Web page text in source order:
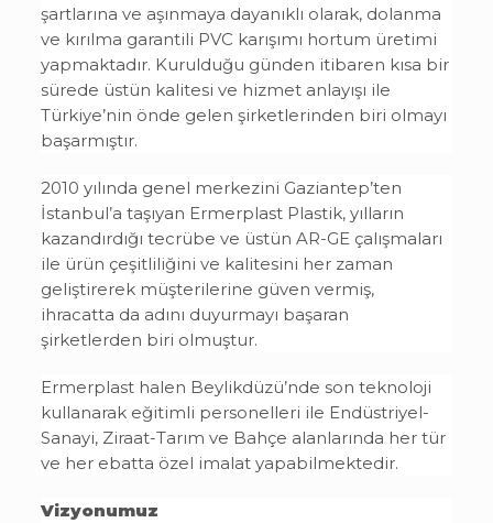
şartlarına ve aşınmaya dayanıklı olarak, dolanma
ve kırılma garantili PVC karışımı hortum üretimi
yapmaktadır. Kurulduğu günden itibaren kısa bir
sürede üstün kalitesi ve hizmet anlayışı ile
Türkiye’nin önde gelen şirketlerinden biri olmayı
başarmıştır.
2010 yılında genel merkezini Gaziantep’ten
İstanbul’a taşıyan Ermerplast Plastik, yılların
kazandırdığı tecrübe ve üstün AR-GE çalışmaları
ile ürün çeşitliliğini ve kalitesini her zaman
geliştirerek müşterilerine güven vermiş,
ihracatta da adını duyurmayı başaran
şirketlerden biri olmuştur.
Ermerplast halen Beylikdüzü’nde son teknoloji
kullanarak eğitimli personelleri ile Endüstriyel-
Sanayi, Ziraat-Tarım ve Bahçe alanlarında her tür
ve her ebatta özel imalat yapabilmektedir.
Vizyonumuz